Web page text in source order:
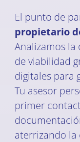
El punto de
propietario
Analizamos
de viabilidad
digitales para
Tu asesor
primer
aterrizando